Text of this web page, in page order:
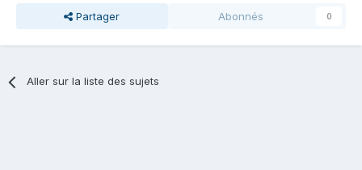
Partager Abonnés 0
Aller sur la liste des sujets